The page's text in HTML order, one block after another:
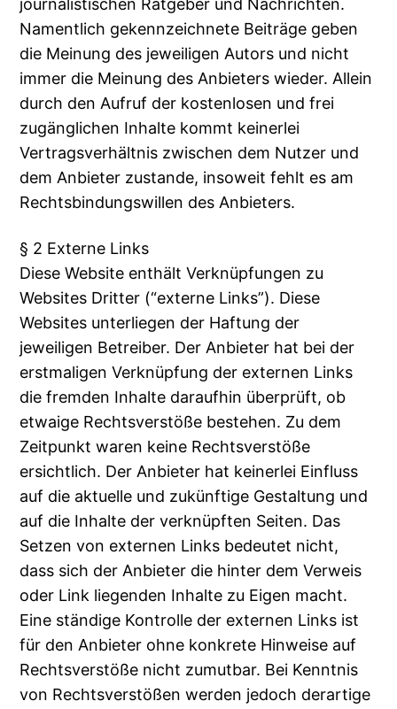
journalistischen Ratgeber und Nachrichten.
Namentlich gekennzeichnete Beiträge geben
die Meinung des jeweiligen Autors und nicht
immer die Meinung des Anbieters wieder. Allein
durch den Aufruf der kostenlosen und frei
zugänglichen Inhalte kommt keinerlei
Vertragsverhältnis zwischen dem Nutzer und
dem Anbieter zustande, insoweit fehlt es am
Rechtsbindungswillen des Anbieters.
§ 2 Externe Links
Diese Website enthält Verknüpfungen zu
Websites Dritter (“externe Links”). Diese
Websites unterliegen der Haftung der
jeweiligen Betreiber. Der Anbieter hat bei der
erstmaligen Verknüpfung der externen Links
die fremden Inhalte daraufhin überprüft, ob
etwaige Rechtsverstöße bestehen. Zu dem
Zeitpunkt waren keine Rechtsverstöße
ersichtlich. Der Anbieter hat keinerlei Einfluss
auf die aktuelle und zukünftige Gestaltung und
auf die Inhalte der verknüpften Seiten. Das
Setzen von externen Links bedeutet nicht,
dass sich der Anbieter die hinter dem Verweis
oder Link liegenden Inhalte zu Eigen macht.
Eine ständige Kontrolle der externen Links ist
für den Anbieter ohne konkrete Hinweise auf
Rechtsverstöße nicht zumutbar. Bei Kenntnis
von Rechtsverstößen werden jedoch derartige